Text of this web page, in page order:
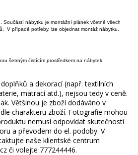
Součástí nábytku je montážní plánek včetně všech
V případě potřeby, lze objednat montáž nábytku.
šetrným čistícím prostředkem na nábytek.
a dekorací (např. textilních
matrací atd.), nejsou tedy v ceně.
Většinou je zboží dodáváno v
charakteru zboží. Fotografie mohou
nemusí odpovídat skutečnosti
a převodem do el. podoby. V
naše klientské centrum
či volejte 777244446.